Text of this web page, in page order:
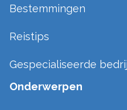
Bestemmingen
Reistips
Gespecialiseerde
Onderwerpen